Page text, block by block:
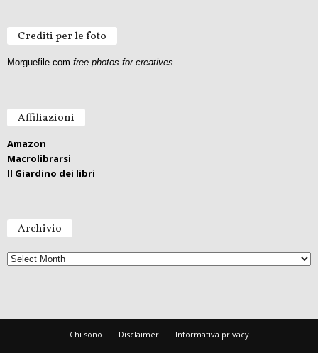
Crediti per le foto
Morguefile.com free photos for creatives
Affiliazioni
Amazon
Macrolibrarsi
Il Giardino dei libri
Archivio
i
o
Chi sono Disclaimer
Informativa privacy